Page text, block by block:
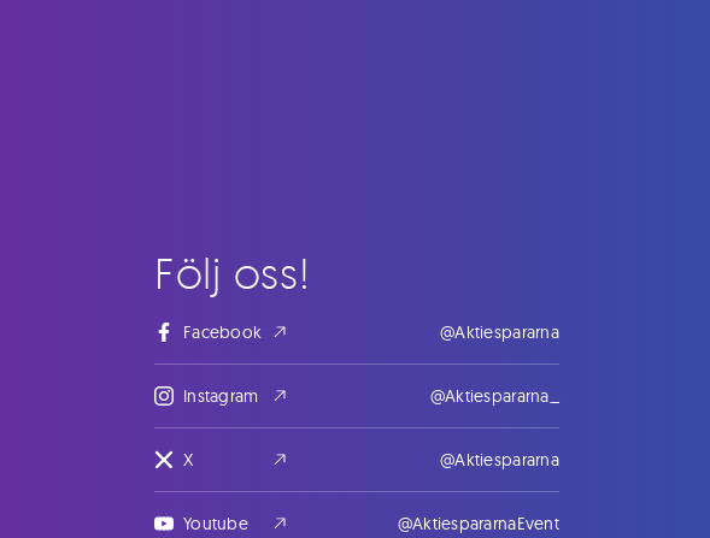
Följ oss!
Facebook @Aktiespararna
Instagram @Aktiespararna_
X @Aktiespararna
Youtube @AktiespararnaEvent